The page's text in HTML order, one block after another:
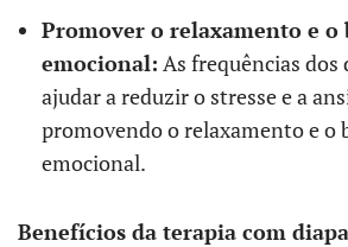
Promover o relaxamento e o
emocional: As frequências dos
ajudar a reduzir o stresse e a
promovendo o relaxamento e o
emocional.
Benefícios da terapia com